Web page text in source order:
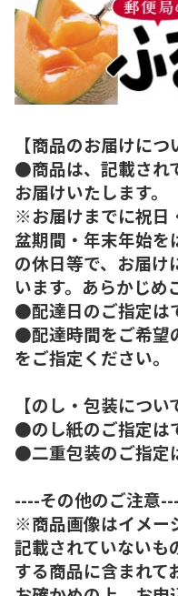
【商品のお届けにつ
●商品は、記載され
お届けいたします。
※お届けまでに祝日
盆期間・年末年始を
の休日等で、お届け
います。あらかじめ
●配達日のご指定は
●配達時間をご希望
をご指定ください。
【のし・包装につい
●のし紙のご指定は
●二重包装のご指定
----その他のご注意
※商品画像はイメー
記載されていないも
する商品に含まれて